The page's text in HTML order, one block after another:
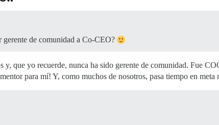
gerente de comunidad a Co-CEO?
que yo recuerde, nunca ha sido gerente de comunidad. Fue
para mí! Y, como muchos de nosotros, pasa tiempo en